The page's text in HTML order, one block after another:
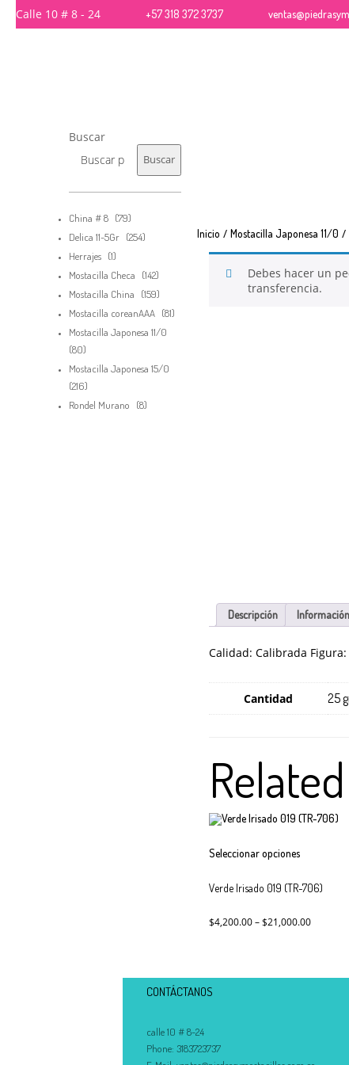
Debes hacer un pedido minimo de$50,000.00
Calle 10 # 8 - 24 +57 318 372 3737
Buscar
Buscar
China # 8 7979
productos
Delica 11-5Gr 254254
Herrajes 11
producto
Mostacilla Checa 142142
productos
Mostacilla China 159159
productos
Mostacilla coreanAAA 8181
Mostacilla Japonesa 11/0
8080
productos
Mostacilla Japonesa 15/0
216216
productos
Rondel Murano 88
Inicio / Mostacilla Japonesa 11/0 /
Debes hacer un
transferencia.
Descripción
Calidad: Calibrada
Cantidad 25
Seleccionar opcionesproducto
múltiples
Las
elegir
Verde Irisado 019 (TR-706)
$4,200.00–$21,000.00
CONTÁCTANOS
calle 10 # 8-24
Phone:3183723737